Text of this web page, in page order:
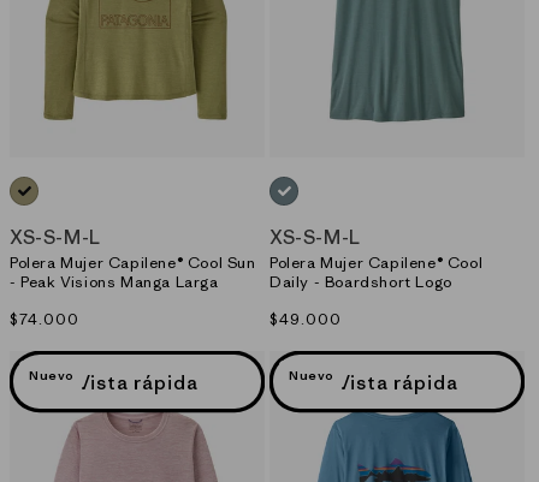
VERDE_(GGNX)
XS-S-M-L
Polera Mujer Capilene® Cool Sun
- Peak Visions Manga Larga
Precio
$74.000
AZUL_(BSLX)
XS-S-M-L
Polera Mujer Capilene® Cool
Daily - Boardshort Logo
Precio
$49.000
Nuevo Vista rápida Nuevo Vista rápida